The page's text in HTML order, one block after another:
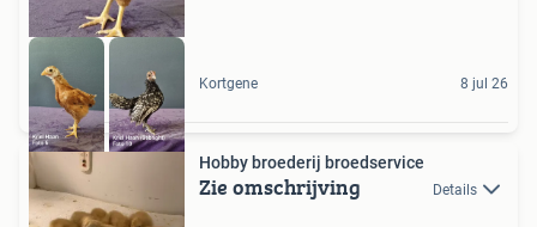
Kortgene 8 jul 26
Hobby broederij broedservice
Zie omschrijving Details